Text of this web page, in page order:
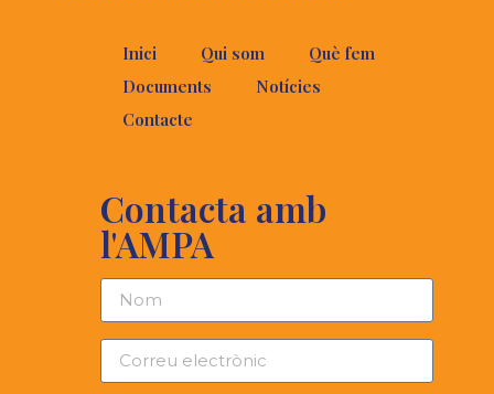
Inici Qui som
Què fem
Documents
Notícies
Contacte
Contacta amb
l'AMPA